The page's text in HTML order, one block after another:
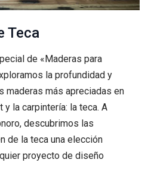
Teca
de «Maderas para
la profundidad y
maderas más apreciadas en
y la carpintería: la teca. A
descubrimos las
de la teca una elección
proyecto de diseño